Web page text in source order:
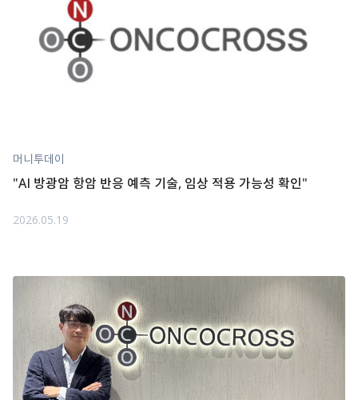
머니투데이
"AI 방광암 항암 반응 예측 기술, 임상 적용 가능성 확인"
2026.05.19